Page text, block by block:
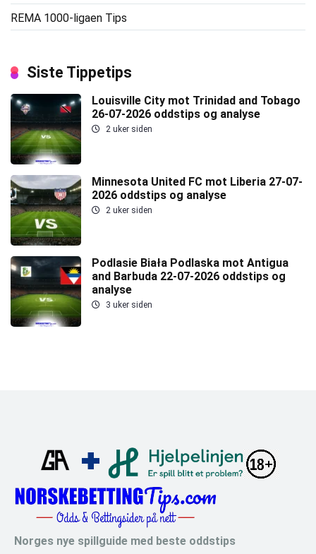
REMA 1000-ligaen Tips
Siste Tippetips
Louisville City mot Trinidad and Tobago
26-07-2026 oddstips og analyse
2 uker siden
Minnesota United FC mot Liberia 27-07-
2026 oddstips og analyse
2 uker siden
Podlasie Biała Podlaska mot Antigua
and Barbuda 22-07-2026 oddstips og
analyse
3 uker siden
Norges nye spillguide med beste oddstips